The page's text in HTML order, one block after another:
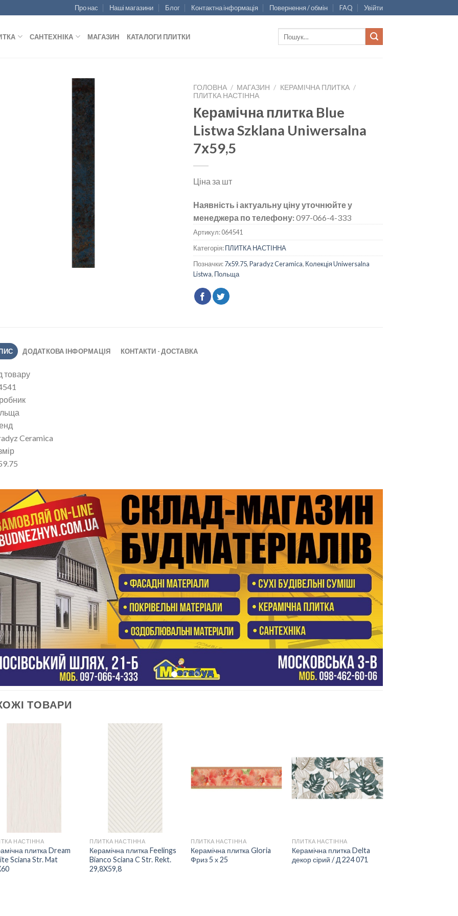
Про нас Наші магазини Блог Контактна інформація Повернення / обмін FAQ Увійти
САНТЕХНІКА МАГАЗИН КАТАЛОГИ ПЛИТКИ
ГОЛОВНА / МАГАЗИН / КЕРАМІЧНА ПЛИТКА /
ПЛИТКА НАСТІННА
Керамічна плитка Blue
Listwa Szklana Uniwersalna
7х59,5
Ціна за шт
Наявність і актуальну ціну уточнюйте у
менеджера по телефону:097-066-4-333
Артикул:064541
Категорія:ПЛИТКА НАСТІННА
Позначки:7x59.75,Paradyz Ceramica, Колекція Uniwersalna
Listwa, Польща
ДОДАТКОВА ІНФОРМАЦІЯ КОНТАКТИ - ДОСТАВКА
товару
Ceramica
ТОВАРИ
НАСТІННА
плитка Dream
Sciana Str. Mat
ДОДАТИ
ПЛИТКА НАСТІННА
Керамічна плитка Feelings
Bianco Sciana C Str. Rekt.
29,8X59,8
ДОДАТИ
ДО
СПИСКУ
ПЛИТКА НАСТІННА
Керамічна плитка Gloria
Фриз 5 х 25
ДОДАТИ
ДО
СПИСКУ
БАЖАНЬ
ПЛИТКА НАСТІННА
Керамічна плитка Delta
декор сірий / Д 224 071